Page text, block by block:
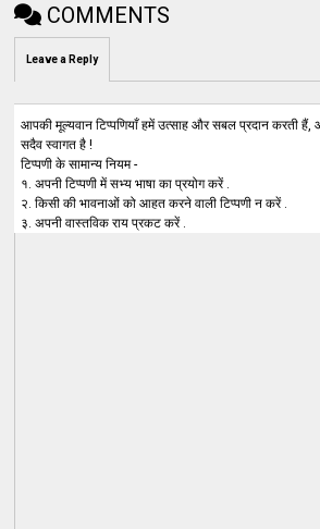
COMMENTS
Leave a Reply
आपकी मूल्यवान टिप्पणियाँ हमें उत्साह और सबल प्रदान करती हैं,
सदैव स्वागत है !
टिप्पणी के सामान्य नियम -
१. अपनी टिप्पणी में सभ्य भाषा का प्रयोग करें .
२. किसी की भावनाओं को आहत करने वाली टिप्पणी न करें .
३. अपनी वास्तविक राय प्रकट करें .